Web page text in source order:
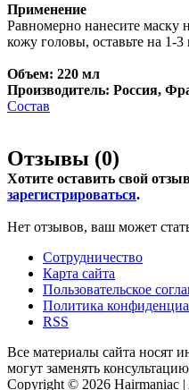
Применение
Равномерно нанесите маску
кожу головы, оставьте на 1-
Объем: 220 мл
Производитель: Россия,
Состав
Отзывы (0)
Хотите оставить свой
зарегистрироваться.
Нет отзывов, ваш может
Сотрудничество
Карта сайта
Пользовательское
Политика
RSS
Все материалы сайта носят
могут заменять
Copyright © 2026 Hairmaniac |